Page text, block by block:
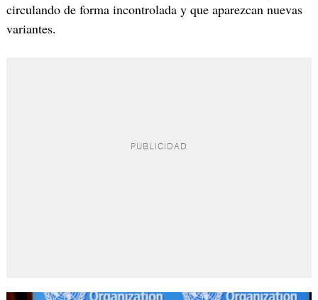
circulando de forma incontrolada y que aparezcan nuevas
variantes.